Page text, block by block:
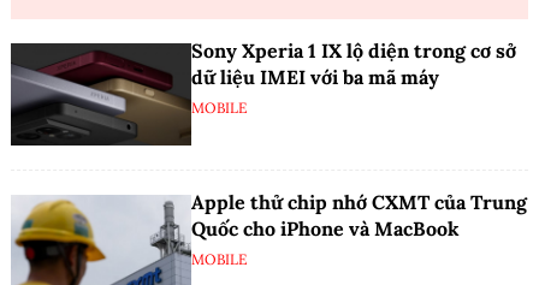
Sony Xperia 1 IX lộ diện trong cơ sở
dữ liệu IMEI với ba mã máy
MOBILE
Apple thử chip nhớ CXMT của Trung
Quốc cho iPhone và MacBook
MOBILE